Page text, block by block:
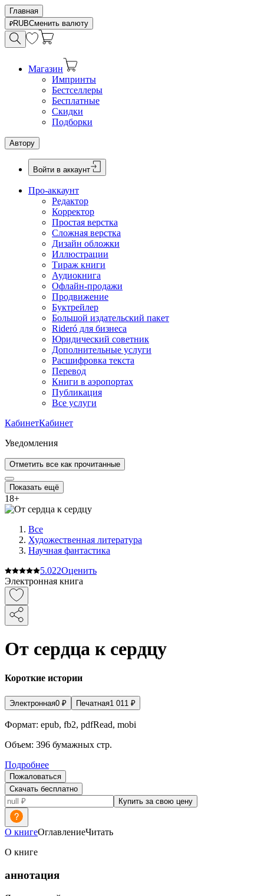
Главная
RUBСменить валюту
Магазин
Импринты
Бестселлеры
Бесплатные
Скидки
Подборки
Автору
Войти в аккаунт
Про-аккаунт
Редактор
Корректор
Простая верстка
Сложная верстка
Дизайн обложки
Иллюстрации
Тираж книги
Аудиокнига
Офлайн-продажи
Продвижение
Буктрейлер
Большой издательский пакет
Rideró для бизнеса
Юридический советник
Дополнительные услуги
Расшифровка текста
Перевод
Книги в аэропортах
Публикация
Все услуги
КабинетКабинет
Уведомления
Отметить все как прочитанные
Показать ещё
18+
Все
Художественная литература
Научная фантастика
5.022Оценить
Электронная книга
От сердца к сердцу
Короткие истории
Электронная0 ₽ Печатная1 011 ₽
Формат: epub, fb2, pdfRead, mobi
Объем: 396 бумажных стр.
Подробнее
Пожаловаться
Скачать бесплатно
Купить за свою цену
О книгеОглавлениеЧитать
О книге
аннотация